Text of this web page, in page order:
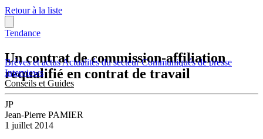
Brèves et actusActualités du secteurCommuniqués de presse
Interviews
Conseils et Guides
Retour à la liste
Tendance
Un contrat de commission-affiliation
requalifié en contrat de travail
JP
Jean-Pierre PAMIER
1 juillet 2014